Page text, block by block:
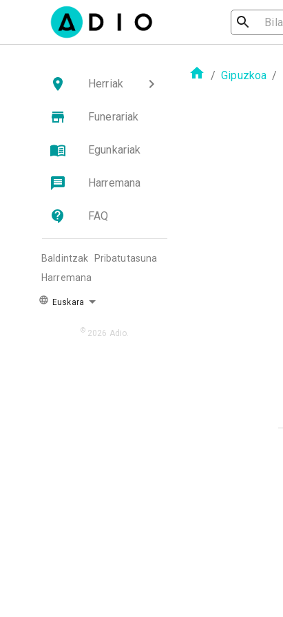
Herriak
Funerariak
Egunkariak
Harremana
FAQ
Baldintzak
Pribatutasuna
Harremana
Euskara
© 2026 Adio.
/ Gipuzkoa /